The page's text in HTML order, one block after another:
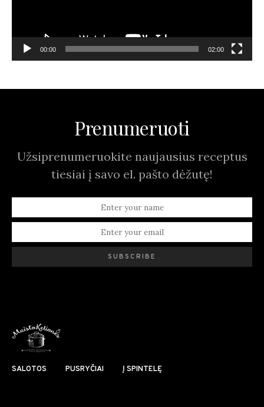
00:00 02:00
Prenumeruoti
Užsiprenumeruokite naujausius receptus
tiesiai į savo el. pašto dėžutę!
SUBSCRIBE
SALOTOS PUSRYČIAI Į SPINTELĘ